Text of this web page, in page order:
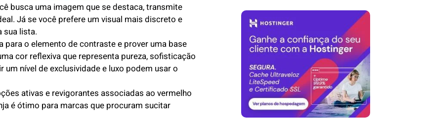
busca uma imagem que se destaca, transmite
Já se você prefere um visual mais discreto e
sua lista.
o elemento de contraste e prover uma base
cor reflexiva que representa pureza, sofisticação
nível de exclusividade e luxo podem usar o
ativas e revigorantes associadas ao vermelho
é ótimo para marcas que procuram sucitar